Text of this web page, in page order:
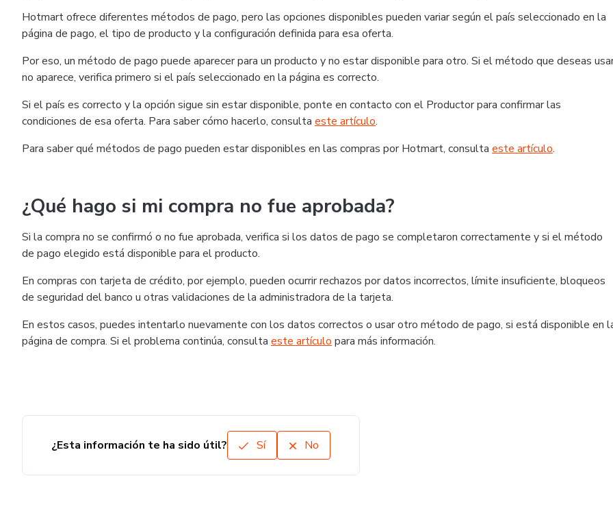
Hotmart ofrece diferentes métodos de pago, pero las opciones disponibles pueden variar según el país seleccionado en la
página de pago, el tipo de producto y la configuración definida para esa oferta.
Por eso, un método de pago puede aparecer para un producto y no estar disponible para otro. Si el método que deseas
no aparece, verifica primero si el país seleccionado en la página es correcto.
Si el país es correcto y la opción sigue sin estar disponible, ponte en contacto con el Productor para confirmar las
condiciones de esa oferta. Para saber cómo hacerlo, consulta este artículo.
Para saber qué métodos de pago pueden estar disponibles en las compras por Hotmart, consulta este artículo.
¿Qué hago si mi compra no fue aprobada?
Si la compra no se confirmó o no fue aprobada, verifica si los datos de pago se completaron correctamente y si el método
de pago elegido está disponible para el producto.
En compras con tarjeta de crédito, por ejemplo, pueden ocurrir rechazos por datos incorrectos, límite insuficiente, bloqueos
de seguridad del banco u otras validaciones de la administradora de la tarjeta.
En estos casos, puedes intentarlo nuevamente con los datos correctos o usar otro método de pago, si está disponible en
página de compra. Si el problema continúa, consulta este artículo para más información.
¿Esta información te ha sido útil? Sí No